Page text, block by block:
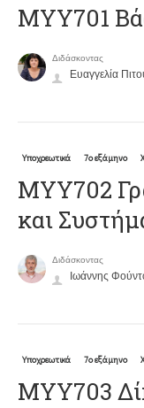
ΜΥΥ701
Διδάσκοντας
Ευαγγελία
Υποχρεωτικά 7ο εξάμηνο
ΜΥΥ702
και
Διδάσκοντας
Ιωάννης
Υποχρεωτικά 7ο εξάμηνο
ΜΥΥ703